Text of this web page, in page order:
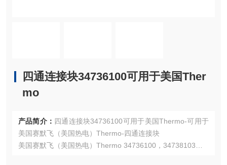
四通连接块34736100可用于美国Ther
mo
产品简介： 四通连接块34736100可用于美国Thermo-可用于
美国赛默飞（美国热电）Thermo-四通连接块
美国赛默飞（美国热电）Thermo 34736100，34738103